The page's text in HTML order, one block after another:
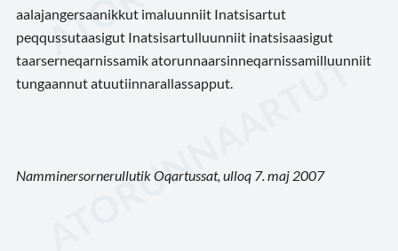
aalajangersaanikkut imaluunniit Inatsisartut
peqqussutaasigut Inatsisartulluunniit inatsisaasigut
taarserneqarnissamik atorunnaarsinneqarnissamilluunniit
tungaannut atuutiinnarallassapput.
Namminersornerullutik Oqartussat, ulloq 7. maj 2007